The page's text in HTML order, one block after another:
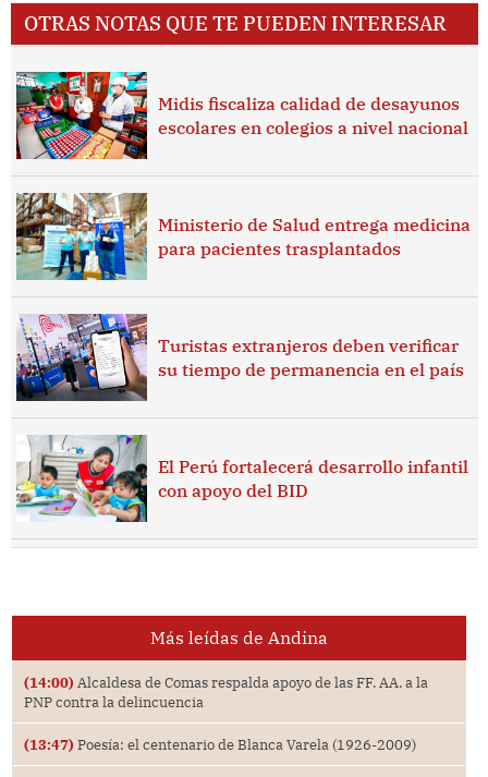
OTRAS NOTAS QUE TE PUEDEN INTERESAR
Midis fiscaliza calidad de desayunos
escolares en colegios a nivel nacional
Ministerio de Salud entrega medicina
para pacientes trasplantados
Turistas extranjeros deben verificar
su tiempo de permanencia en el país
El Perú fortalecerá desarrollo infantil
con apoyo del BID
Más leídas de Andina
(14:00) Alcaldesa de Comas respalda apoyo de las FF. AA. a la
PNP contra la delincuencia
(13:47) Poesía: el centenario de Blanca Varela (1926-2009)